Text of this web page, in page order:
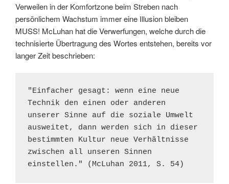
Verweilen in der Komfortzone beim Streben nach
persönlichem Wachstum immer eine Illusion bleiben
MUSS! McLuhan hat die Verwerfungen, welche durch die
technisierte Übertragung des Wortes entstehen, bereits vor
langer Zeit beschrieben:
"Einfacher gesagt: wenn eine neue
Technik den einen oder anderen
unserer Sinne auf die soziale Umwelt
ausweitet, dann werden sich in dieser
bestimmten Kultur neue Verhältnisse
zwischen all unseren Sinnen
einstellen." (McLuhan 2011, S. 54)